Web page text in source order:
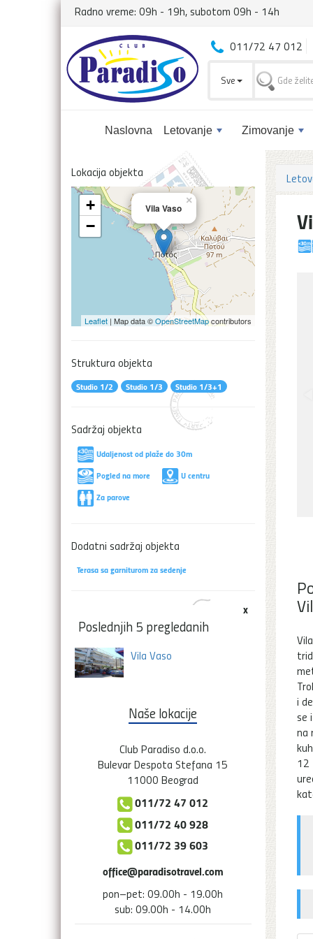
Radno vreme: 09h - 19h, subotom 09h - 14h
Naslovna Letovanje Zimovanje
011/72 47 012
Sve
i
se
na
12
Lokacija objekta
Vila Vaso
×
+
−
Leaflet| Map data ©OpenStreetMapcontributors
Struktura objekta
Studio 1/2 Studio 1/3 Studio 1/3+1
Sadržaj objekta
Udaljenost od plaže do 30m
Pogled na more
U centru
Za parove
Dodatni sadržaj objekta
Terasa sa garniturom za sedenje
x
Poslednjih 5 pregledanih
Vila Vaso
Naše lokacije
Club Paradiso d.o.o.
Bulevar Despota Stefana 15
11000 Beograd
011/72 47 012
011/72 40 928
011/72 39 603
office@paradisotravel.com
pon–pet: 09.00h - 19.00h
sub: 09.00h - 14.00h